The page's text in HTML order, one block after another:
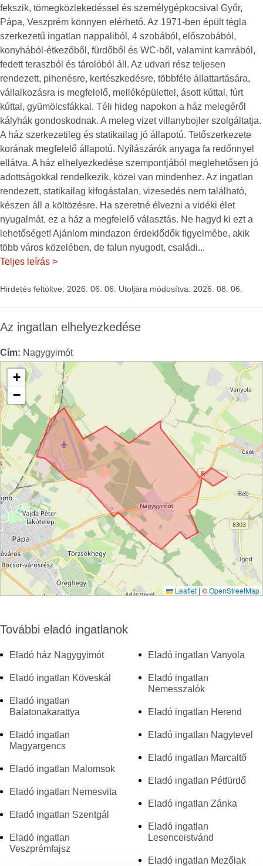
fekszik, tömegközlekedéssel és személygépkocsival Győr,
Pápa, Veszprém könnyen elérhető. Az 1971-ben épült tégla
szerkezetű ingatlan nappaliból, 4 szobából, előszobából,
konyhából-étkezőből, fürdőből és WC-ből, valamint kamrából,
fedett teraszból és tárolóból áll. Az udvari rész teljesen
rendezett, pihenésre, kertészkedésre, többféle állattartására,
vállalkozásra is megfelelő, melléképülettel, ásott kúttal, fúrt
kúttal, gyümölcsfákkal. Téli hideg napokon a ház melegéről
kályhák gondoskodnak. A meleg vizet villanybojler szolgáltatja.
A ház szerkezetileg és statikailag jó állapotú. Tetőszerkezete
korának megfelelő állapotú. Nyílászárók anyaga fa redőnnyel
ellátva. A ház elhelyezkedése szempontjából meglehetősen jó
adottságokkal rendelkezik, közel van mindenhez. Az ingatlan
rendezett, statikailag kifogástalan, vizesedés nem található,
készen áll a költözésre. Ha szeretné élvezni a vidéki élet
nyugalmát, ez a ház a megfelelő választás. Ne hagyd ki ezt a
lehetőséget! Ajánlom mindazon érdeklődők figyelmébe, akik
több város közelében, de falun nyugodt, családi...
Teljes leírás >
Hirdetés feltöltve: 2026. 06. 06. Utoljára módosítva: 2026. 08. 06.
Az ingatlan elhelyezkedése
Cím: Nagygyimót
+
−
Leaflet | ©OpenStreetMap
További eladó ingatlanok
Eladó ház Nagygyimót
Eladó ingatlan Köveskál
Eladó ingatlan
Balatonakarattya
Eladó ingatlan
Magyargencs
Eladó ingatlan Malomsok
Eladó ingatlan Nemesvita
Eladó ingatlan Szentgál
Eladó ingatlan
Veszprémfajsz
Eladó ingatlan Vanyola
Eladó ingatlan
Nemesszalók
Eladó ingatlan Herend
Eladó ingatlan Nagytevel
Eladó ingatlan Marcaltő
Eladó ingatlan Pétfürdő
Eladó ingatlan Zánka
Eladó ingatlan
Lesenceistvánd
Eladó ingatlan Mezőlak